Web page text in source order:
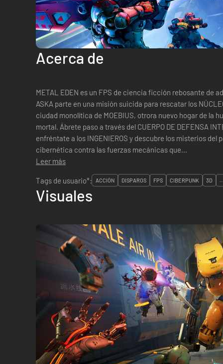
Acerca de
METAL EDEN es un FPS de ciencia ficción rebosante de
ASKA parte en una misión suicida para rescatar los
ciudad monolítica de MOEBIUS, otrora nuevo hogar de la
mortal. Ábrete paso a través del CUERPO DE DEFENSA
enfréntate a los INGENIEROS y descubre los misterios del
cibernética contra las fuerzas mecánicas que...
Leer más
Tags de usuario*:
ACCIÓN DISPAROS FPS CIBERPUNK 3D ...
Visuales